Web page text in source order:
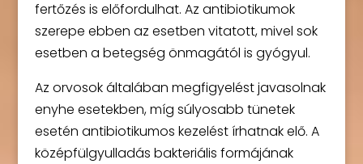
fertőzés is előfordulhat. Az antibiotikumok
szerepe ebben az esetben vitatott, mivel sok
esetben a betegség önmagától is gyógyul.
Az orvosok általában megfigyelést javasolnak
enyhe esetekben, míg súlyosabb tünetek
esetén antibiotikumos kezelést írhatnak elő. A
középfülgyulladás bakteriális formájának